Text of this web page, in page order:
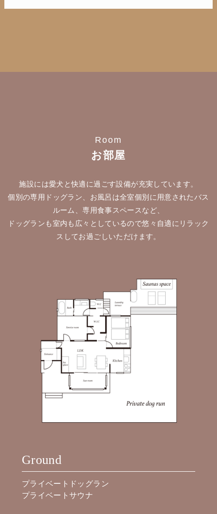
Room
お部屋
施設には愛犬と快適に過ごす設備が充実しています。
個別の専用ドッグラン、お風呂は全室個別に用意されたバス
ルーム、専用食事スペースなど、
ドッグランも室内も広々としているので悠々自適にリラック
スしてお過ごしいただけます。
Ground
プライベートドッグラン
プライベートサウナ